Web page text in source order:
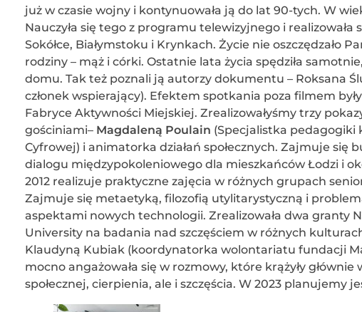
już w czasie wojny i kontynuowała ją do lat 90-tych. W
Nauczyła się tego z programu telewizyjnego i
Sokółce, Białymstoku i Krynkach. Życie nie oszczędzało
rodziny – mąż i córki. Ostatnie lata życia spędziła
domu. Tak też poznali ją autorzy dokumentu – Roksana
członek wspierający). Efektem spotkania poza filmem
Fabryce Aktywności Miejskiej. Zrealizowałyśmy trzy
gościniami– Magdaleną Poulain (Specjalistka pedagogiki
Cyfrowej) i animatorka działań społecznych. Zajmuje się
dialogu międzypokoleniowego dla mieszkańców Łodzi i
2012 realizuje praktyczne zajęcia w różnych grupach
Zajmuje się metaetyką, filozofią utylitarystyczną i
aspektami nowych technologii. Zrealizowała dwa granty
University na badania nad szczęściem w różnych
Klaudyną Kubiak (koordynatorka wolontariatu fundacji
mocno angażowała się w rozmowy, które krążyły
społecznej, cierpienia, ale i szczęścia. W 2023 planujemy